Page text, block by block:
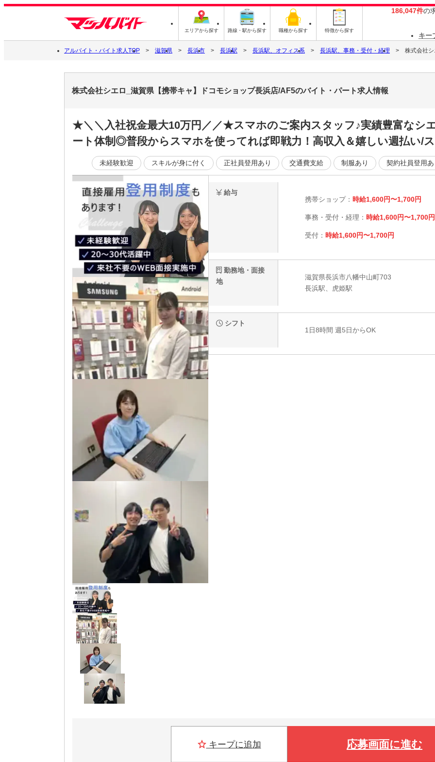
エリアから探す 路線・駅から探す 職種から探す 特徴から探す
186,047件の
キー
アルバイト・バイト求人TOP 滋賀県 長浜市 長浜駅 長浜駅、オフィス系 長浜駅、事務・受付・経理 株式会社
株式会社シエロ_滋賀県【携帯キャ】ドコモショップ長浜店/AF5のバイト・パート求人情報
★＼＼入社祝金最大10万円／／★スマホのご案内スタッフ♪実績豊富なシ
ート体制◎普段からスマホを使ってれば即戦力！高収入＆嬉しい週払い/
未経験歓迎 スキルが身に付く 正社員登用あり 交通費支給 制服あり 契約社員登用あ
給与
携帯ショップ： 時給1,600円〜1,700円
事務・受付・経理： 時給1,600円〜1,700円
受付： 時給1,600円〜1,700円
勤務地・面接
地
滋賀県長浜市八幡中山町703
長浜駅、虎姫駅
シフト
1日8時間 週5日からOK
キープに追加 応募画面に進む